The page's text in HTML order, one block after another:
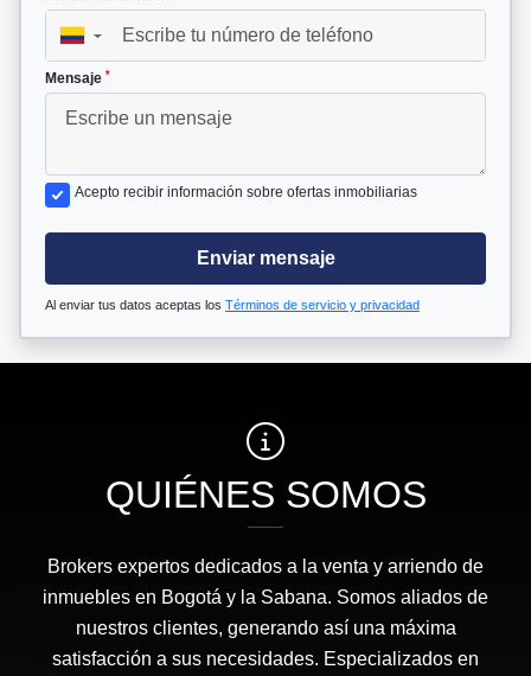
▼
Mensaje *
Acepto recibir información sobre ofertas inmobiliarias
Enviar mensaje
Al enviar tus datos aceptas los Términos de servicio y privacidad
QUIÉNES SOMOS
Brokers expertos dedicados a la venta y arriendo de
inmuebles en Bogotá y la Sabana. Somos aliados de
nuestros clientes, generando así una máxima
satisfacción a sus necesidades. Especializados en